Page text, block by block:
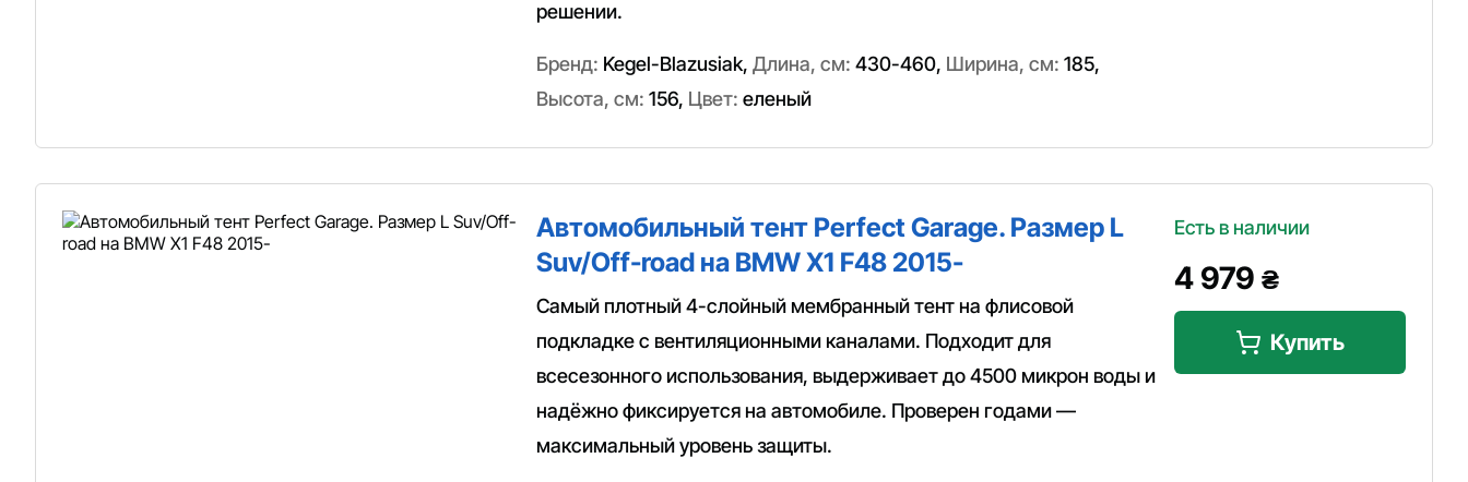
решении.
Бренд: Kegel-Blazusiak, Длина, см: 430-460, Ширина, см: 185,
Высота, см: 156, Цвет: еленый
Автомобильный тент Perfect Garage. Размер L
Suv/Off-road на BMW X1 F48 2015-
Самый плотный 4-слойный мембранный тент на флисовой
подкладке с вентиляционными каналами. Подходит для
всесезонного использования, выдерживает до 4500 микрон воды и
надёжно фиксируется на автомобиле. Проверен годами —
максимальный уровень защиты.
Есть в наличии
4 979 ₴
Купить